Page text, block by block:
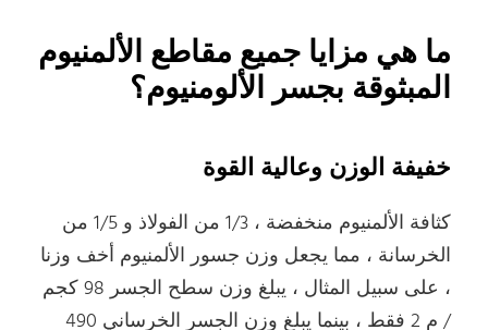
ما هي مزايا جميع مقاطع الألمنيوم
المبثوقة بجسر الألومنيوم؟
خفيفة الوزن وعالية القوة
كثافة الألمنيوم منخفضة ، 1/3 من الفولاذ و 1/5 من
الخرسانة ، مما يجعل وزن جسور الألمنيوم أخف وزنا
، على سبيل المثال ، يبلغ وزن سطح الجسر 98 كجم
/ م 2 فقط ، بينما يبلغ وزن الجسر الخرساني 490